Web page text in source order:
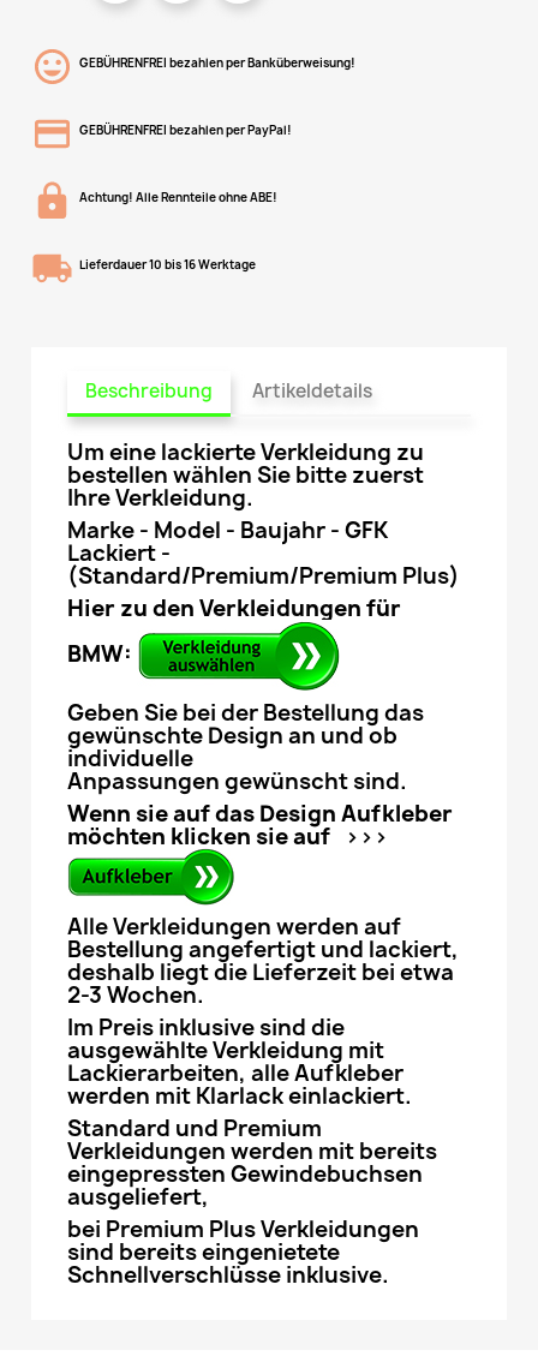
GEBÜHRENFREI bezahlen per Banküberweisung!
GEBÜHRENFREI bezahlen per PayPal!
Achtung! Alle Rennteile ohne ABE!
Lieferdauer 10 bis 16 Werktage
Beschreibung Artikeldetails
Um eine lackierte Verkleidung zu
bestellen wählen Sie bitte zuerst
Ihre Verkleidung.
Marke - Model - Baujahr - GFK
Lackiert -
(Standard/Premium/Premium Plus)
Hier zu den Verkleidungen für
BMW:
Geben Sie bei der Bestellung das
gewünschte Design an und ob
individuelle
Anpassungen gewünscht sind.
Wenn sie auf das Design Aufkleber
möchten klicken sie auf >>>
Alle Verkleidungen werden auf
Bestellung angefertigt und lackiert,
deshalb liegt die Lieferzeit bei etwa
2-3 Wochen.
Im Preis inklusive sind die
ausgewählte Verkleidung mit
Lackierarbeiten, alle Aufkleber
werden mit Klarlack einlackiert.
Standard und Premium
Verkleidungen werden mit bereits
eingepressten Gewindebuchsen
ausgeliefert,
bei Premium Plus Verkleidungen
sind bereits eingenietete
Schnellverschlüsse inklusive.